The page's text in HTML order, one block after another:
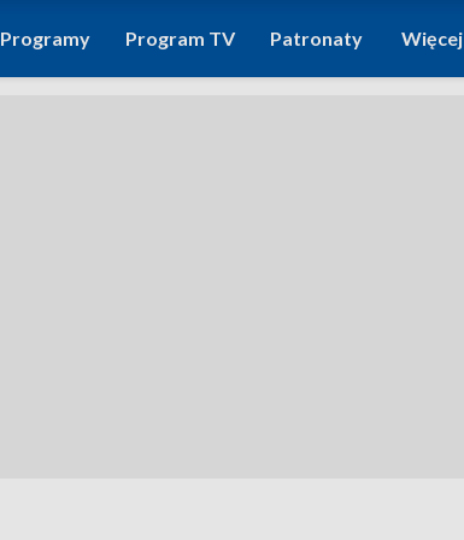
Programy Program TV Patronaty Więcej